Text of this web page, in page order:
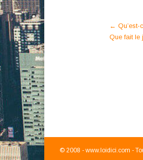
Post
← Qu’est-
Que fait le
© 2008 - www.loidici.com -